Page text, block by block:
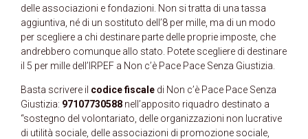
delle associazioni e fondazioni. Non si tratta di una tassa
aggiuntiva, né di un sostituto dell’8 per mille, ma di un modo
per scegliere a chi destinare parte delle proprie imposte, che
andrebbero comunque allo stato. Potete scegliere di destinare
il 5 per mille dell’IRPEF a Non c’è Pace Pace Senza Giustizia.
Basta scrivere il codice fiscale di Non c’è Pace Pace Senza
Giustizia: 97107730588 nell’apposito riquadro destinato a
“sostegno del volontariato, delle organizzazioni non lucrative
di utilità sociale, delle associazioni di promozione sociale,